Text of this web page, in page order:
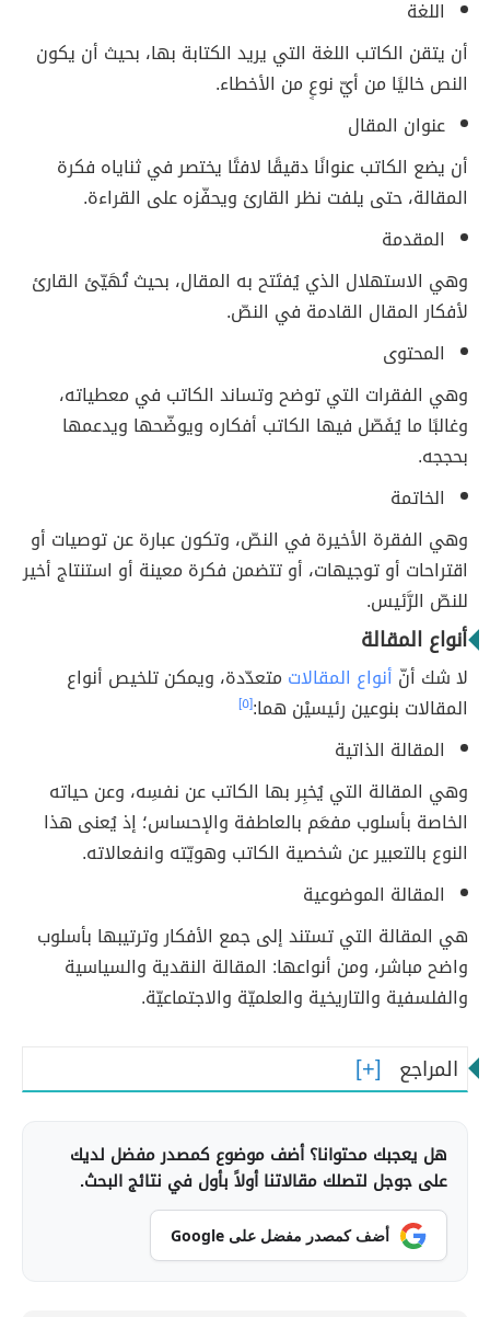
اللغة
أن يتقن الكاتب اللغة التي يريد الكتابة بها، بحيث أن يكون
النص خاليًا من أيّ نوعٍ من الأخطاء.
عنوان المقال
أن يضع الكاتب عنوانًا دقيقًا لافتًا يختصر في ثناياه فكرة
المقالة، حتى يلفت نظر القارئ ويحفّزه على القراءة.
المقدمة
وهي الاستهلال الذي يُفتَتح به المقال، بحيث تُهَيّئ القارئ
لأفكار المقال القادمة في النصّ.
المحتوى
وهي الفقرات التي توضح وتساند الكاتب في معطياته،
وغالبًا ما يُفَصّل فيها الكاتب أفكاره ويوضّحها ويدعمها
بحججه.
الخاتمة
وهي الفقرة الأخيرة في النصّ، وتكون عبارة عن توصيات أو
اقتراحات أو توجيهات، أو تتضمن فكرة معينة أو استنتاج أخير
للنصّ الرَّئيس.
أنواع المقالة
لا شك أنّ أنواع المقالات متعدّدة، ويمكن تلخيص أنواع
المقالات بنوعين رئيسيْن هما:[٥]
المقالة الذاتية
وهي المقالة التي يُخبِر بها الكاتب عن نفسِه، وعن حياته
الخاصة بأسلوب مفعَم بالعاطفة والإحساس؛ إذ يُعنى هذا
النوع بالتعبير عن شخصية الكاتب وهويّته وانفعالاته.
المقالة الموضوعية
هي المقالة التي تستند إلى جمع الأفكار وترتيبها بأسلوب
واضح مباشر، ومن أنواعها: المقالة النقدية والسياسية
والفلسفية والتاريخية والعلميّة والاجتماعيّة.
المراجع
هل يعجبك محتوانا؟ أضف موضوع كمصدر مفضل لديك
على جوجل لتصلك مقالاتنا أولاً بأول في نتائج البحث.
أضف كمصدر مفضل على Google